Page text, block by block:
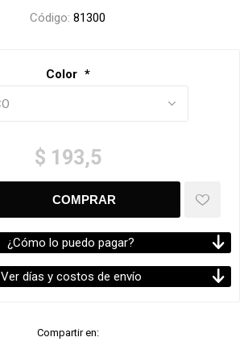
Código: 81300
Color *
$ 193,5
¿Cómo lo puedo pagar?
Ver días y costos de envío
Compartir en: